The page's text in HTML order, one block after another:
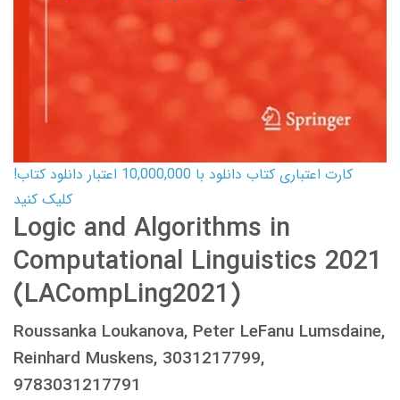
کارت اعتباری کتاب دانلود با 10,000,000 اعتبار دانلود کتاب!
کلیک کنید
Logic and Algorithms in
Computational Linguistics 2021
(LACompLing2021)
Roussanka Loukanova, Peter LeFanu Lumsdaine,
Reinhard Muskens, 3031217799,
9783031217791